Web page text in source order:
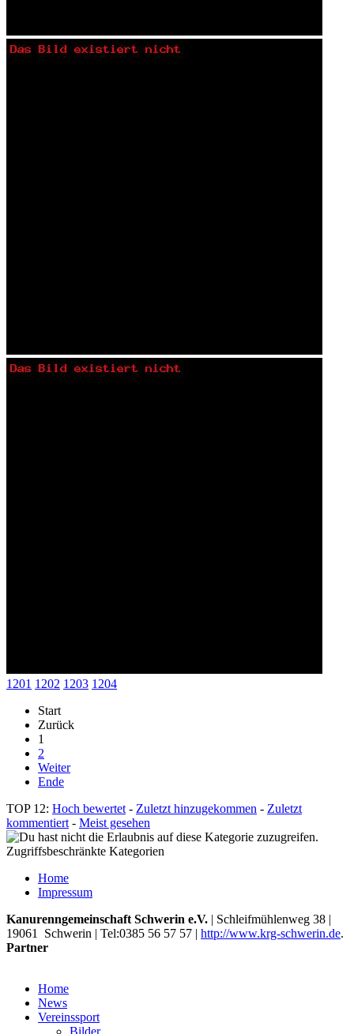
1201 1202 1203 1204
Start
Zurück
1
2
Weiter
Ende
TOP 12: Hoch bewertet - Zuletzt hinzugekommen - Zuletzt
kommentiert - Meist gesehen
Zugriffsbeschränkte Kategorien
Home
Impressum
Kanurenngemeinschaft Schwerin e.V. | Schleifmühlenweg 38 |
19061
Schwerin | Tel:0385 56 57 57 | http://www.krg-schwerin.de.
Partner
Home
News
Vereinssport
Bilder